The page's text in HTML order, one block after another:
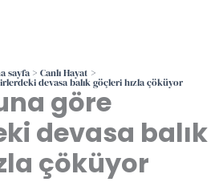
sayfa Canlı Hayat
devasa balık göçleri hızla çöküyor
göre
devasa balık
çöküyor